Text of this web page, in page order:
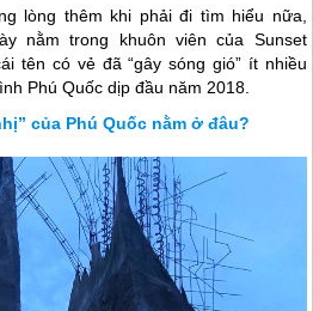
lòng thêm khi phải đi tìm hiểu nữa,
nằm trong khuôn viên của Sunset
tên có vẻ đã “gây sóng gió” ít nhiều
Phú Quốc dịp đầu năm 2018.
của Phú Quốc nằm ở đâu?